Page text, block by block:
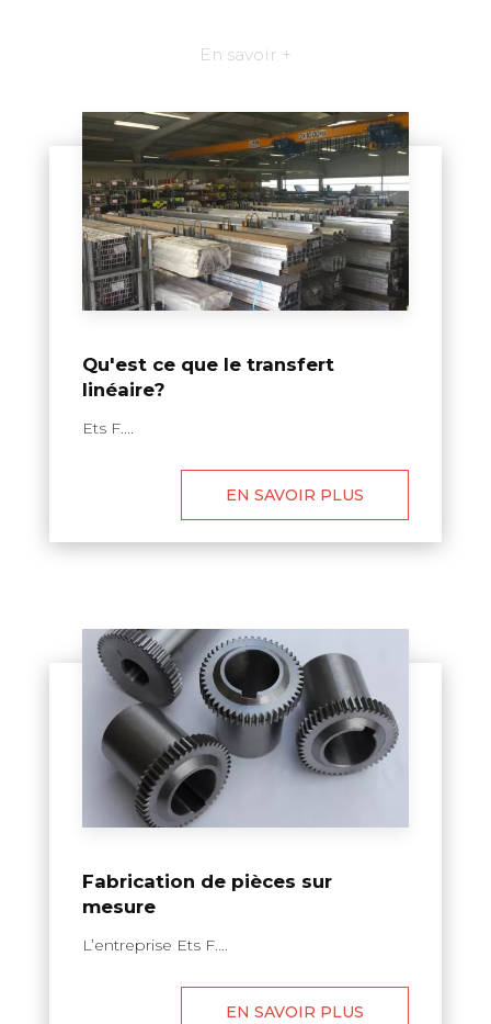
En savoir +
Qu'est ce que le transfert
linéaire?
Ets F....
EN SAVOIR PLUS
Fabrication de pièces sur
mesure
L’entreprise Ets F....
EN SAVOIR PLUS